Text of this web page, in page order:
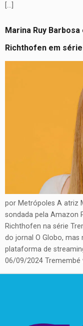
[…]
Marina Ruy
Richthofen em série
por Metrópoles A atriz
sondada pela Amazon
Richthofen na série
do jornal O Globo,
plataforma de
06/09/2024 Tremembé